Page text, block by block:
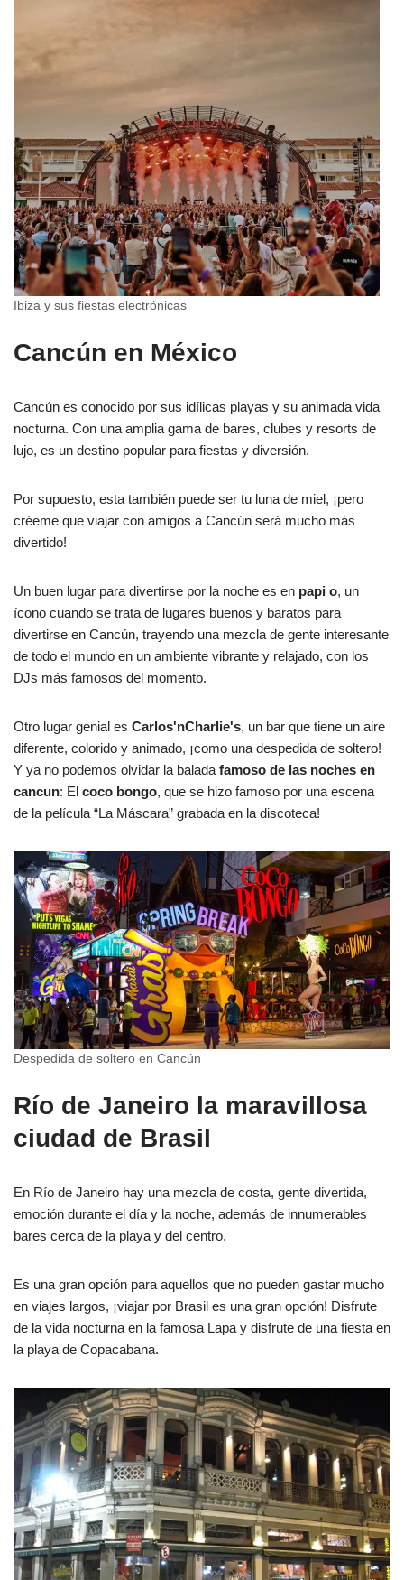
Ibiza y sus fiestas electrónicas
Cancún en México
Cancún es conocido por sus idílicas playas y su animada vida
nocturna. Con una amplia gama de bares, clubes y resorts de
lujo, es un destino popular para fiestas y diversión.
Por supuesto, esta también puede ser tu luna de miel, ¡pero
créeme que viajar con amigos a Cancún será mucho más
divertido!
Un buen lugar para divertirse por la noche es en papi o, un
ícono cuando se trata de lugares buenos y baratos para
divertirse en Cancún, trayendo una mezcla de gente interesante
de todo el mundo en un ambiente vibrante y relajado, con los
DJs más famosos del momento.
Otro lugar genial es Carlos'nCharlie's, un bar que tiene un aire
diferente, colorido y animado, ¡como una despedida de soltero!
Y ya no podemos olvidar la balada famoso de las noches en
cancun: El coco bongo, que se hizo famoso por una escena
de la película “La Máscara” grabada en la discoteca!
Despedida de soltero en Cancún
Río de Janeiro la maravillosa
ciudad de Brasil
En Río de Janeiro hay una mezcla de costa, gente divertida,
emoción durante el día y la noche, además de innumerables
bares cerca de la playa y del centro.
Es una gran opción para aquellos que no pueden gastar mucho
en viajes largos, ¡viajar por Brasil es una gran opción! Disfrute
de la vida nocturna en la famosa Lapa y disfrute de una fiesta en
la playa de Copacabana.